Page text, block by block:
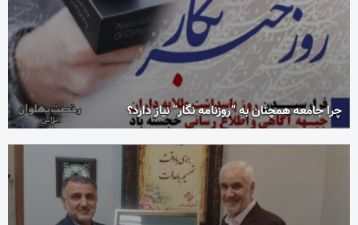
چرا جامعه همچنان به “روزنامه نگار” نیاز دارد؟